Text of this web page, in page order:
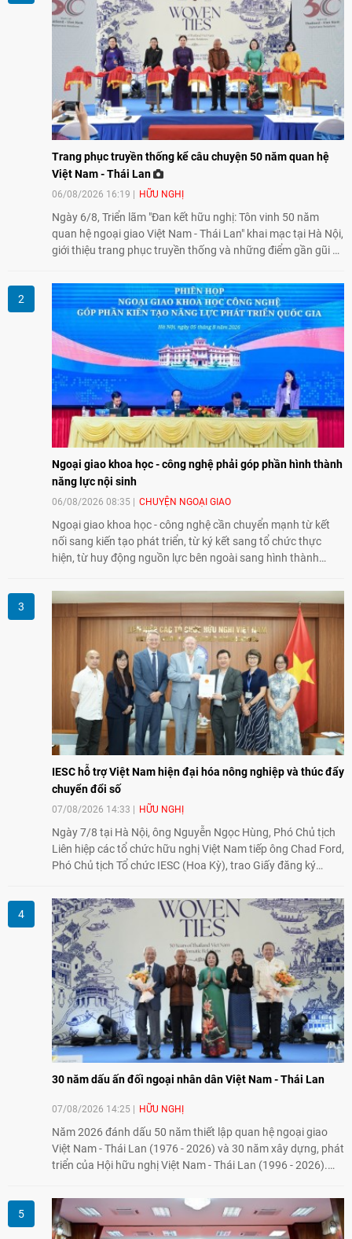
Trang phục truyền thống kể câu chuyện 50 năm quan hệ
Việt Nam - Thái Lan
06/08/2026 16:19 HỮU NGHỊ
Ngày 6/8, Triển lãm "Đan kết hữu nghị: Tôn vinh 50 năm
quan hệ ngoại giao Việt Nam - Thái Lan" khai mạc tại Hà Nội,
giới thiệu trang phục truyền thống và những điểm gần gũi về
giao lưu nhân dân trong chặng đường nửa thế kỷ quan hệ
song phương.
Ngoại giao khoa học - công nghệ phải góp phần hình thành
năng lực nội sinh
06/08/2026 08:35 CHUYỆN NGOẠI GIAO
Ngoại giao khoa học - công nghệ cần chuyển mạnh từ kết
nối sang kiến tạo phát triển, từ ký kết sang tổ chức thực
hiện, từ huy động nguồn lực bên ngoài sang hình thành
nghệ, đổi mới sáng tạo và chuyển đổi số trở thành động lực
phát triển đất nước.
IESC hỗ trợ Việt Nam hiện đại hóa nông nghiệp và thúc đẩy
chuyển đổi số
07/08/2026 14:33 HỮU NGHỊ
Ngày 7/8 tại Hà Nội, ông Nguyễn Ngọc Hùng, Phó Chủ tịch
Liên hiệp các tổ chức hữu nghị Việt Nam tiếp ông Chad Ford,
Phó Chủ tịch Tổ chức IESC (Hoa Kỳ), trao Giấy đăng ký
đổi về định hướng triển khai Dự án "Mở rộng Thương mại
Nông nghiệp và An toàn thực phẩm Hoa Kỳ - Việt Nam",
hướng tới thúc đẩy chuyển đổi số, hiện đại hóa nông nghiệp
và mở rộng hợp tác phát triển giữa hai nước.
30 năm dấu ấn đối ngoại nhân dân Việt Nam - Thái Lan
07/08/2026 14:25 HỮU NGHỊ
Năm 2026 đánh dấu 50 năm thiết lập quan hệ ngoại giao
Việt Nam - Thái Lan (1976 - 2026) và 30 năm xây dựng, phát
triển của Hội hữu nghị Việt Nam - Thái Lan (1996 - 2026).
tình hữu nghị, đồng thời từng bước mở rộng hoạt động từ
giao lưu truyền thống sang kết nối địa phương, doanh
nghiệp, giáo dục, văn hóa và thế hệ trẻ, góp phần tăng